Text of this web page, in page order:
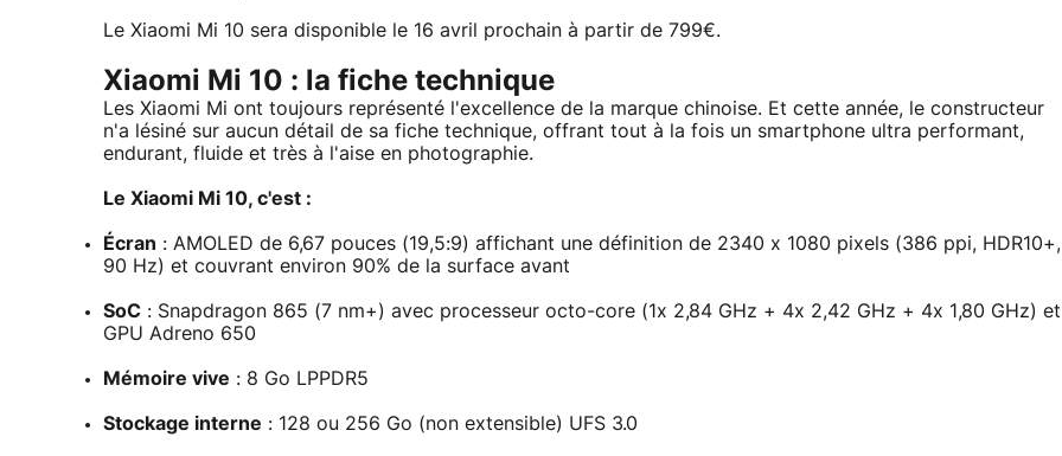
Le Xiaomi Mi 10 sera disponible le 16 avril prochain à partir de 799€.
Xiaomi Mi 10 : la fiche technique
Les Xiaomi Mi ont toujours représenté l'excellence de la marque chinoise. Et cette année, le constructeur
n'a lésiné sur aucun détail de sa fiche technique, offrant tout à la fois un smartphone ultra performant,
endurant, fluide et très à l'aise en photographie.
Le Xiaomi Mi 10, c'est :
Écran : AMOLED de 6,67 pouces (19,5:9) affichant une définition de 2340 x 1080 pixels (386 ppi, HDR10+,
90 Hz) et couvrant environ 90% de la surface avant
SoC : Snapdragon 865 (7 nm+) avec processeur octo-core (1x 2,84 GHz + 4x 2,42 GHz + 4x 1,80 GHz) et
GPU Adreno 650
Mémoire vive : 8 Go LPPDR5
Stockage interne : 128 ou 256 Go (non extensible) UFS 3.0